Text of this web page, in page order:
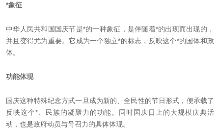
*象征
中华人民共和国国庆节是*的一种象征，是伴随着*的出现而出现的，
并且变得尤为重要。它成为一个独立*的标志，反映这个*的国体和政
体。
功能体现
国庆这种特殊纪念方式一旦成为新的、全民性的节日形式，便承载了
反映这个*、民族的凝聚力的功能。同时国庆日上的大规模庆典活
动，也是政府动员与号召力的具体体现。